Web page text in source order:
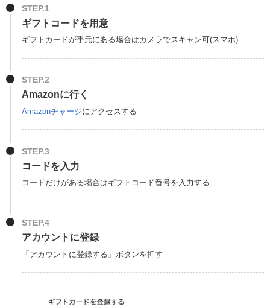
STEP.1
ギフトコードを用意
ギフトカードが手元にある場合はカメラでスキャン可(スマホ)
STEP.2
Amazonに行く
Amazonチャージにアクセスする
STEP.3
コードを入力
コードだけがある場合はギフトコード番号を入力する
STEP.4
アカウントに登録
「アカウントに登録する」ボタンを押す